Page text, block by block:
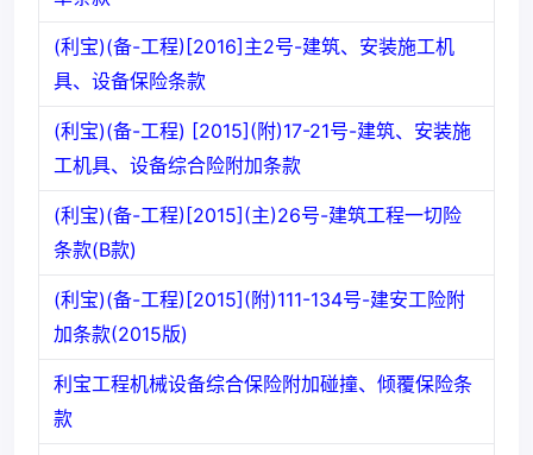
(利宝)(备-工程)[2016]主2号-建筑、安装施工机
具、设备保险条款
(利宝)(备-工程) [2015](附)17-21号-建筑、安装施
工机具、设备综合险附加条款
(利宝)(备-工程)[2015](主)26号-建筑工程一切险
条款(B款)
(利宝)(备-工程)[2015](附)111-134号-建安工险附
加条款(2015版)
利宝工程机械设备综合保险附加碰撞、倾覆保险条
款